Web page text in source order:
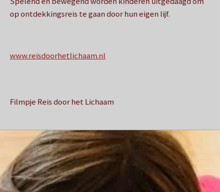
op ontdekkingsreis te gaan door hun eigen lijf.
www.reisdoorhetlichaam.nl
Filmpje Reis door het Lichaam